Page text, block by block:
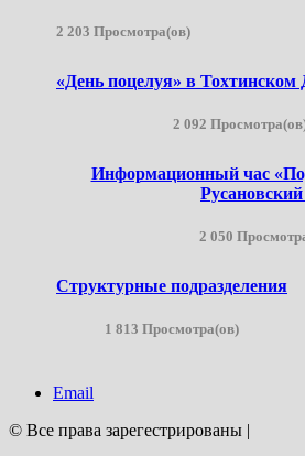
2 203 Просмотра(ов)
«День поцелуя» в
2 092
Информационный час
2 050
Структурные подразделения
1 813 Просмотра(ов)
Email
© Все права зарегестрированы |